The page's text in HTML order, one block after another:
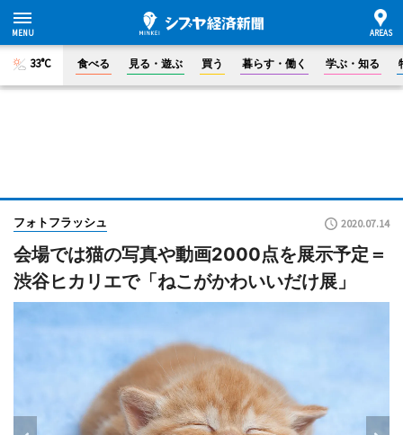
33°C 食べる 見る・遊ぶ 買う 暮らす・働く 学ぶ・知る
フォトフラッシュ 2020.07.14
会場では猫の写真や動画2000点を展示予定＝
渋谷ヒカリエで「ねこがかわいいだけ展」